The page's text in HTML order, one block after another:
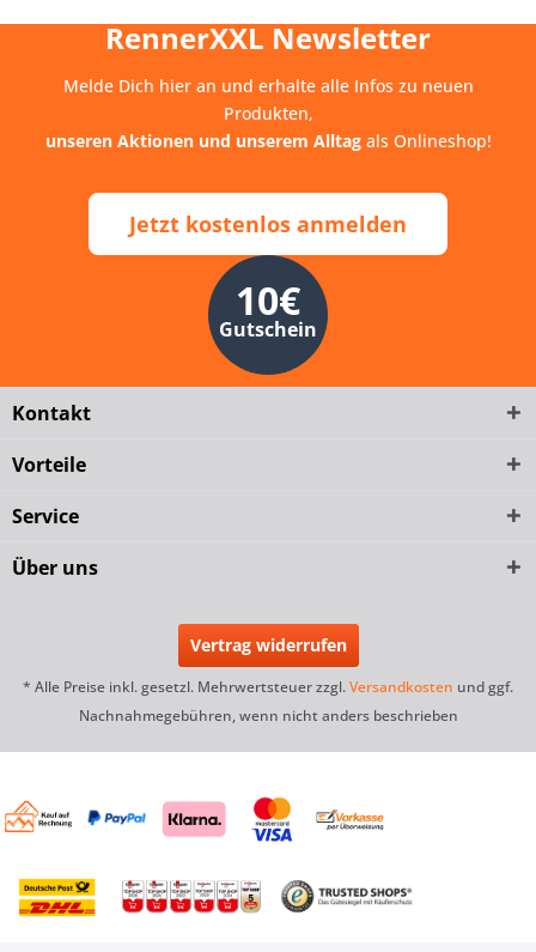
RennerXXL Newsletter
Melde Dich hier an und erhalte alle Infos zu neuen
Produkten,
unseren Aktionen und unserem Alltagals Onlineshop!
Jetzt kostenlos anmelden
10€
Gutschein
Kontakt
Vorteile
Service
Über uns
Vertrag widerrufen
* Alle Preise inkl. gesetzl. Mehrwertsteuer zzgl.Versandkosten und ggf.
Nachnahmegebühren, wenn nicht anders beschrieben